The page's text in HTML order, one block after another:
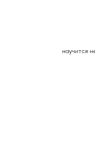
научится